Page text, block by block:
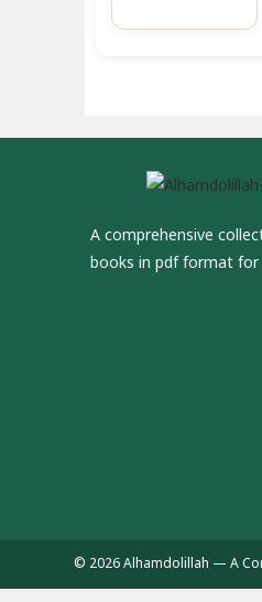
A comprehensive
books in pdf format for
© 2026 Alhamdolillah — A